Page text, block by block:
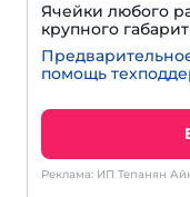
Ячейки любого
крупного
помощь
Реклама: ИП Тепанян